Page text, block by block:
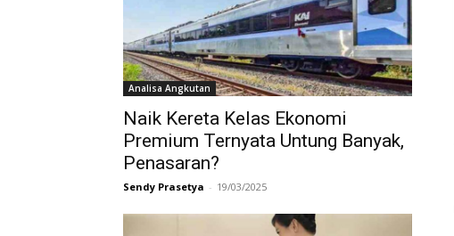
Analisa Angkutan
Naik Kereta Kelas Ekonomi
Premium Ternyata Untung Banyak,
Penasaran?
Sendy Prasetya - 19/03/2025